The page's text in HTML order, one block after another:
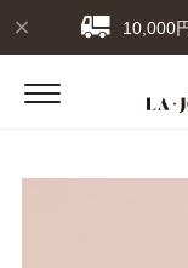
10,000